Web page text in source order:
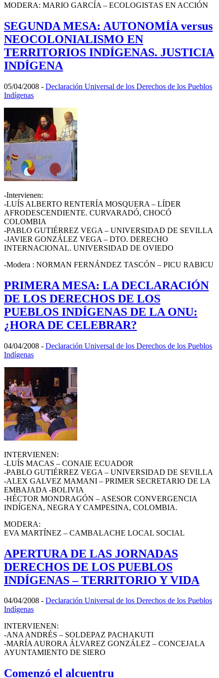
MODERA: MARIO GARCÍA – ECOLOGISTAS EN ACCIÓN
SEGUNDA MESA: AUTONOMÍA versus
NEOCOLONIALISMO EN
TERRITORIOS INDÍGENAS. JUSTICIA
INDÍGENA
05/04/2008 - Declaración Universal de los Derechos de los Pueblos
Indígenas
-Intervienen:
-LUÍS ALBERTO RENTERÍA MOSQUERA – LÍDER
AFRODESCENDIENTE. CURVARADÓ, CHOCÓ
COLOMBIA
-PABLO GUTIÉRREZ VEGA – UNIVERSIDAD DE SEVILLA
-JAVIER GONZÁLEZ VEGA – DTO. DERECHO
INTERNACIONAL. UNIVERSIDAD DE OVIEDO
-Modera : NORMAN FERNÁNDEZ TASCÓN – PICU RABICU
PRIMERA MESA: LA DECLARACIÓN
DE LOS DERECHOS DE LOS
PUEBLOS INDÍGENAS DE LA ONU:
¿HORA DE CELEBRAR?
04/04/2008 - Declaración Universal de los Derechos de los Pueblos
Indígenas
INTERVIENEN:
-LUÍS MACAS – CONAIE ECUADOR
-PABLO GUTIÉRREZ VEGA – UNIVERSIDAD DE SEVILLA
-ALEX GALVEZ MAMANI – PRIMER SECRETARIO DE LA
EMBAJADA -BOLIVIA
-HÉCTOR MONDRAGÓN – ASESOR CONVERGENCIA
INDÍGENA, NEGRA Y CAMPESINA, COLOMBIA.
MODERA:
EVA MARTÍNEZ – CAMBALACHE LOCAL SOCIAL
APERTURA DE LAS JORNADAS
DERECHOS DE LOS PUEBLOS
INDÍGENAS – TERRITORIO Y VIDA
04/04/2008 - Declaración Universal de los Derechos de los Pueblos
Indígenas
INTERVIENEN:
-ANA ANDRÉS – SOLDEPAZ PACHAKUTI
-MARÍA AURORA ÁLVAREZ GONZÁLEZ – CONCEJALA
AYUNTAMIENTO DE SIERO
Comenzó el alcuentru